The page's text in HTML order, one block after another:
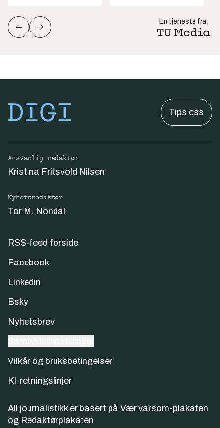
En tjeneste fra
Tips oss
Ansvarlig redaktør
Kristina Fritsvold Nilsen
Nyhetsredaktør
Tor M. Nondal
RSS-feed forside
Facebook
Linkedin
Bsky
Nyhetsbrev
Vilkår og bruksbetingelser
KI-retningslinjer
All journalistikk er basert på Vær varsom-plakaten
og Redaktørplakaten